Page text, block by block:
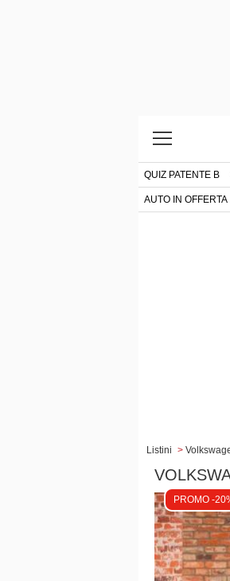
QUIZ PATENTE B
AUTO IN OFFERTA
Listini >
PROMO -